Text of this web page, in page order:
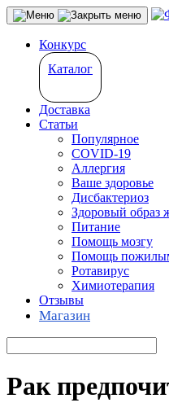
Конкурс
Каталог
Доставка
Статьи
Популярное
COVID-19
Аллергия
Ваше здоровье
Дисбактериоз
Здоровый образ
Питание
Помощь мозгу
Помощь
Ротавирус
Химиотерапия
Отзывы
Магазин
Рак